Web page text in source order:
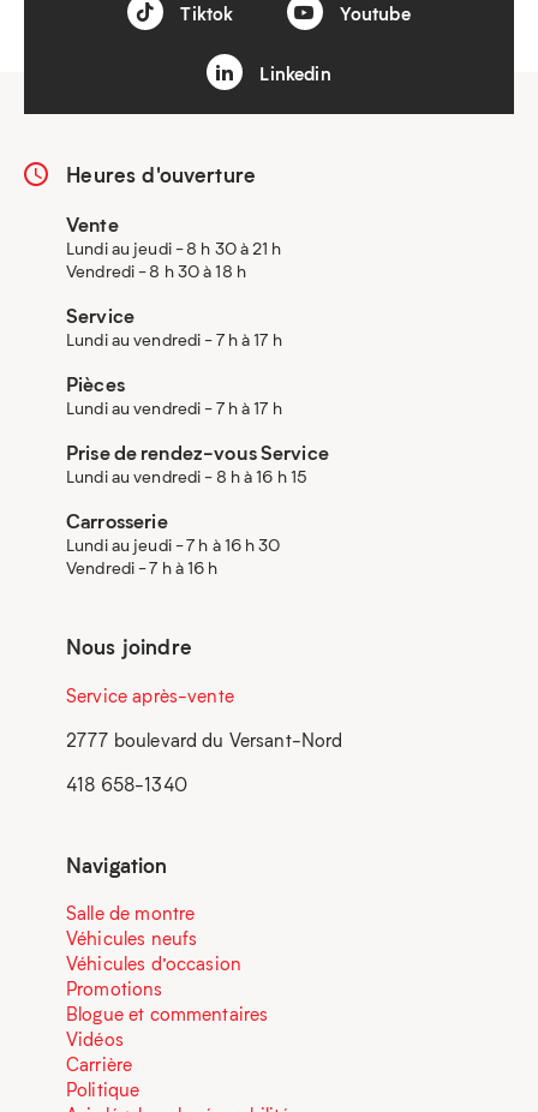
Tiktok Youtube
Linkedin
Heures d'ouverture
Vente
Lundi au jeudi - 8 h 30 à 21 h
Vendredi - 8 h 30 à 18 h
Service
Lundi au vendredi - 7 h à 17 h
Pièces
Lundi au vendredi - 7 h à 17 h
Prise de rendez-vous Service
Lundi au vendredi - 8 h à 16 h 15
Carrosserie
Lundi au jeudi - 7 h à 16 h 30
Vendredi - 7 h à 16 h
Nous joindre
Service après-vente
2777 boulevard du Versant-Nord
418 658-1340
Navigation
Salle de montre
Véhicules neufs
Véhicules d’occasion
Promotions
Blogue et commentaires
Vidéos
Carrière
Politique